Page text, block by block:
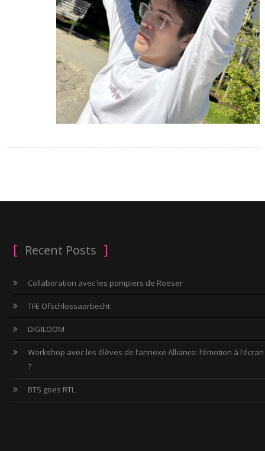
Recent Posts
Collaboration avec les pompiers de Roeser
TFE Ofschlossaarbecht
DIGILOOM
Workshop avec les élèves de l’annexe Alliance: l’émotion à l’écran
?
BTS goes RTL